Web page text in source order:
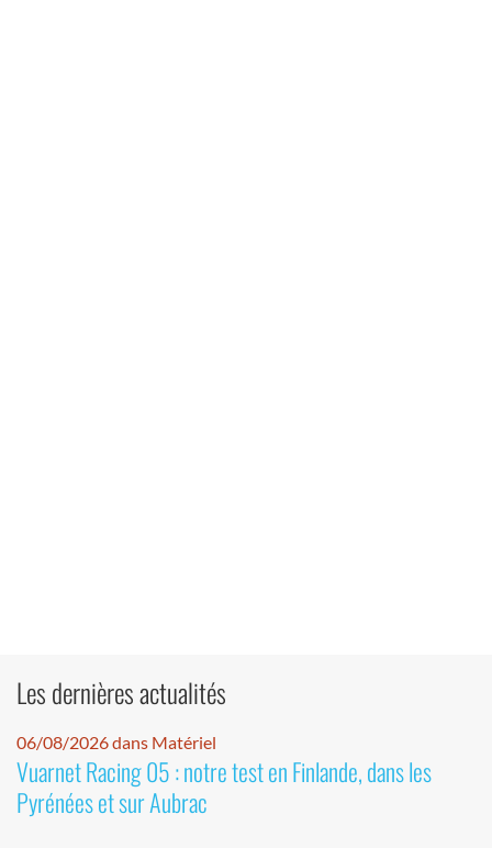
Les dernières actualités
06/08/2026 dans Matériel
Vuarnet Racing 05 : notre test en Finlande, dans les
Pyrénées et sur Aubrac